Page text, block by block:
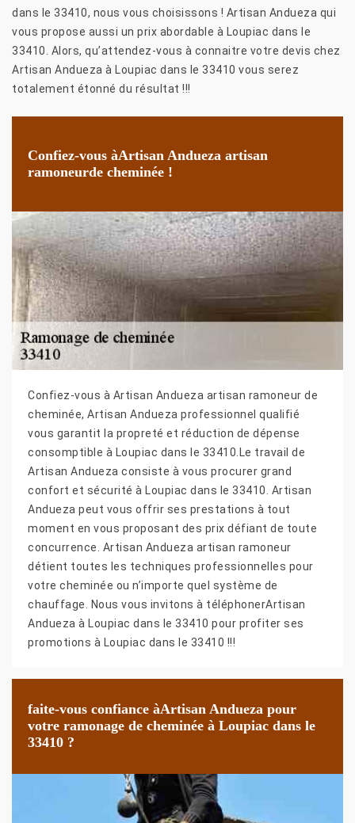
dans le 33410, nous vous choisissons ! Artisan Andueza qui
vous propose aussi un prix abordable à Loupiac dans le
33410. Alors, qu’attendez-vous à connaitre votre devis chez
Artisan Andueza à Loupiac dans le 33410 vous serez
totalement étonné du résultat !!!
Confiez-vous àArtisan Andueza artisan
ramoneurde cheminée !
Confiez-vous à Artisan Andueza artisan ramoneur de
cheminée, Artisan Andueza professionnel qualifié
vous garantit la propreté et réduction de dépense
consomptible à Loupiac dans le 33410.Le travail de
Artisan Andueza consiste à vous procurer grand
confort et sécurité à Loupiac dans le 33410. Artisan
Andueza peut vous offrir ses prestations à tout
moment en vous proposant des prix défiant de toute
concurrence. Artisan Andueza artisan ramoneur
détient toutes les techniques professionnelles pour
votre cheminée ou n’importe quel système de
chauffage. Nous vous invitons à téléphonerArtisan
Andueza à Loupiac dans le 33410 pour profiter ses
promotions à Loupiac dans le 33410 !!!
faite-vous confiance àArtisan Andueza pour
votre ramonage de cheminée à Loupiac dans le
33410 ?